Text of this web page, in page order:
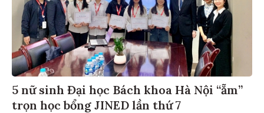
5 nữ sinh Đại học Bách khoa Hà Nội “ẵm”
trọn học bổng JINED lần thứ 7